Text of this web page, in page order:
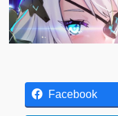
Facebook